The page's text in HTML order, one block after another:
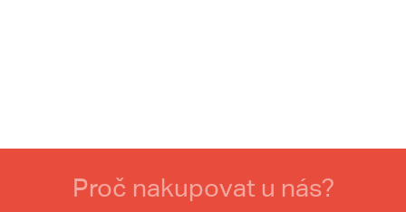
Proč nakupovat u nás?